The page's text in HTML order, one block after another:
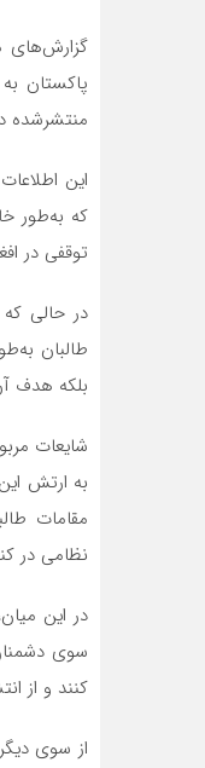
گزارش‌های
پاکستان
منتشرشده
این
که به‌طور
توقفی در
در حالی که
طالبان
بلکه هدف
شایعات
به ارتش
مقامات
نظامی در
در این
سوی
کنند و از
از سوی